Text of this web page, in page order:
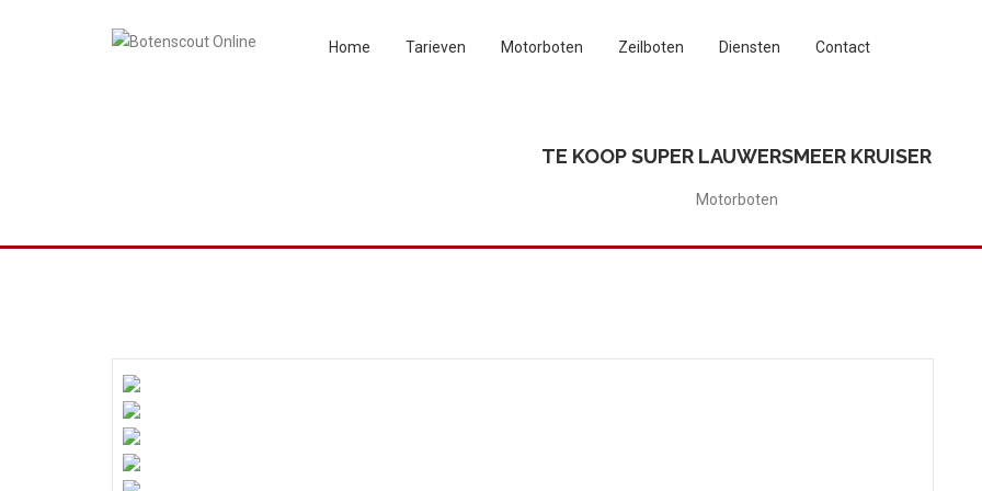
Home Tarieven Motorboten Zeilboten Diensten Contact
TE KOOP SUPER LAUWERSMEER KRUISER
Motorboten